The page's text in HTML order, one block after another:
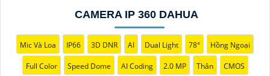
CAMERA IP 360 DAHUA
Mic Và Loa IP66 3D DNR AI Dual Light 78° Hồng Ngoại
Full Color Speed Dome AI Coding 2.0 MP Thân CMOS